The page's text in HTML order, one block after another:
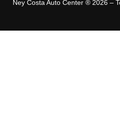
Ney Costa Auto Center ® 2026 –